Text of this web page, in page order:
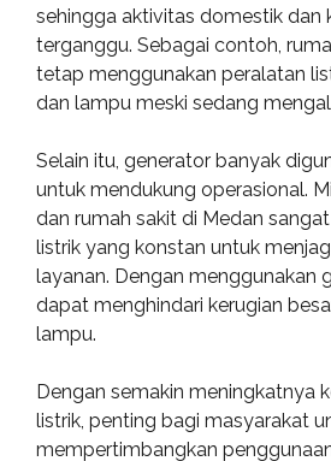
sehingga aktivitas domestik dan
terganggu. Sebagai contoh,
tetap menggunakan peralatan
dan lampu meski sedang
Selain itu, generator banyak
untuk mendukung operasional.
dan rumah sakit di Medan
listrik yang konstan untuk
layanan. Dengan menggunakan
dapat menghindari kerugian
lampu.
Dengan semakin meningkatnya
listrik, penting bagi masyarakat
mempertimbangkan